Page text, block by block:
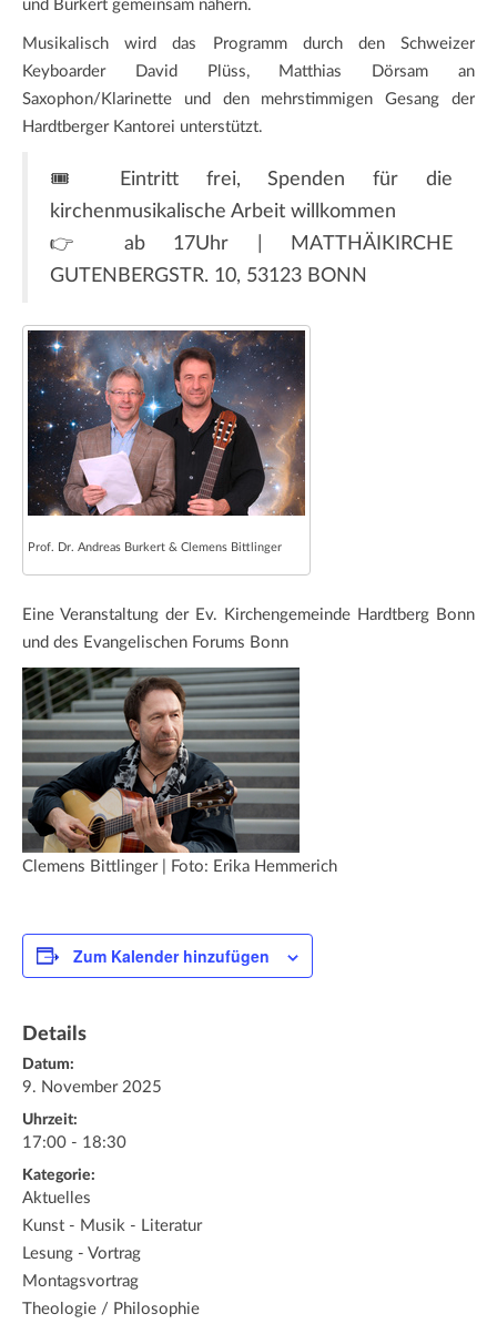
und Burkert gemeinsam nähern.
Musikalisch wird das Programm durch den Schweizer
Keyboarder David Plüss, Matthias Dörsam an
Saxophon/Klarinette und den mehrstimmigen Gesang der
Hardtberger Kantorei unterstützt.
🎟️ Eintritt frei, Spenden für die
kirchenmusikalische Arbeit willkommen
👉 ab 17Uhr | MATTHÄIKIRCHE
GUTENBERGSTR. 10, 53123 BONN
Prof. Dr. Andreas Burkert & Clemens Bittlinger
Eine Veranstaltung der Ev. Kirchengemeinde Hardtberg Bonn
und des Evangelischen Forums Bonn
Clemens Bittlinger | Foto: Erika Hemmerich
Zum Kalender hinzufügen
Details
Datum:
9. November 2025
Uhrzeit:
17:00 - 18:30
Kategorie:
Aktuelles
Kunst - Musik - Literatur
Lesung - Vortrag
Montagsvortrag
Theologie / Philosophie